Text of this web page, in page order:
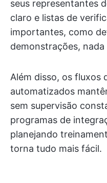
seus representantes
claro e listas de
importantes, como
demonstrações,
Além disso, os fluxos
automatizados
sem supervisão
programas de
planejando
torna tudo mais fácil.